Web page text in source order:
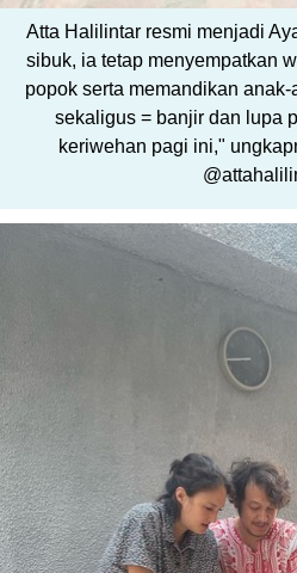
Atta Halilintar resmi menjadi
sibuk, ia tetap menyempatkan
popok serta memandikan
sekaligus = banjir dan lupa
keriwehan pagi ini,"